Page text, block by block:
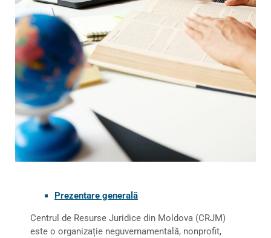
Prezentare generală
Centrul de Resurse Juridice din Moldova (CRJM)
este o organizație neguvernamentală, nonprofit,